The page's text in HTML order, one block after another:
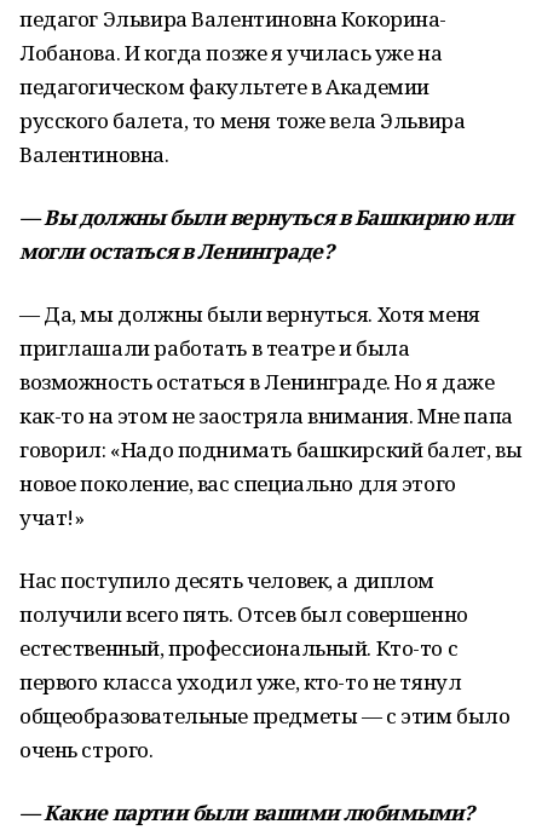
педагог Эльвира Валентиновна Кокорина-
Лобанова. И когда позже я училась уже на
педагогическом факультете в Академии
русского балета, то меня тоже вела Эльвира
Валентиновна.
— Вы должны были вернуться в Башкирию или
могли остаться в Ленинграде?
— Да, мы должны были вернуться. Хотя меня
приглашали работать в театре и была
возможность остаться в Ленинграде. Но я даже
как-то на этом не заостряла внимания. Мне папа
говорил: «Надо поднимать башкирский балет, вы
новое поколение, вас специально для этого
учат!»
Нас поступило десять человек, а диплом
получили всего пять. Отсев был совершенно
естественный, профессиональный. Кто-то с
первого класса уходил уже, кто-то не тянул
общеобразовательные предметы — с этим было
очень строго.
— Какие партии были вашими любимыми?